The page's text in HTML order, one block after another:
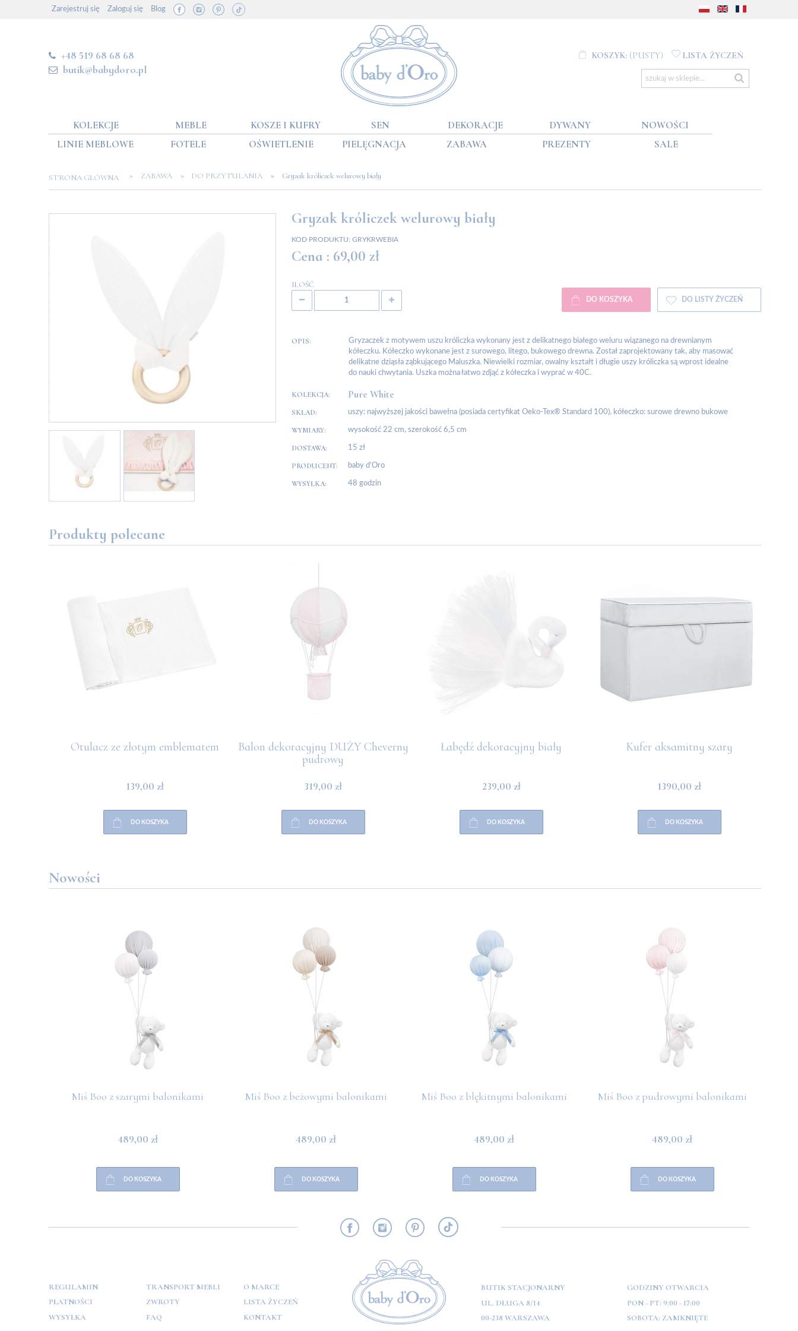
Zarejestruj się Zaloguj się Blog
+48 519 68 68 68
butik@babydoro.pl
KOSZYK: (PUSTY) LISTA ŻYCZEŃ
KOLEKCJE MEBLE KOSZE I KUFRY SEN DEKORACJE DYWANY
NOWOŚCI
LINIE MEBLOWE
FOTELE OŚWIETLENIE PIELĘGNACJA ZABAWA PREZENTY SALE
STRONA GŁÓWNA » ZABAWA » DO PRZYTULANIA » Gryzak króliczek welurowy biały
Gryzak króliczek welurowy biały
KOD PRODUKTU: GRYKRWEBIA
Cena : 69,00 zł
ILOŚĆ
DO KOSZYKA DO LISTY ŻYCZEŃ
OPIS:
Gryzaczek z motywem uszu króliczka wykonany jest z delikatnego białego weluru wiązanego na drewnianym
kółeczku. Kółeczko wykonane jest z surowego, litego, bukowego drewna. Został zaprojektowany tak, aby masować
delikatne dziąsła ząbkującego Maluszka. Niewielki rozmiar, owalny kształt i długie uszy króliczka są wprost idealne
do nauki chwytania. Uszka można łatwo zdjąć z kółeczka i wyprać w 40C.
KOLEKCJA: Pure White
SKŁAD: uszy: najwyższej jakości bawełna (posiada certyfikat Oeko-Tex® Standard 100), kółeczko: surowe drewno bukowe
WYMIARY: wysokość 22 cm, szerokość 6,5 cm
DOSTAWA: 15 zł
PRODUCENT: baby d’Oro
WYSYŁKA: 48 godzin
Produkty polecane
Otulacz ze złotym emblematem
139,00 zł
DO KOSZYKA
Balon dekoracyjny DUŻY Cheverny
pudrowy
319,00 zł
DO KOSZYKA
Łabędź dekoracyjny biały
239,00 zł
DO KOSZYKA
Kufer aksamitny szary
1390,00 zł
DO KOSZYKA
Nowości
Miś Boo z szarymi balonikami
489,00 zł
DO KOSZYKA
Miś Boo z beżowymi balonikami
489,00 zł
DO KOSZYKA
Miś Boo z błękitnymi balonikami
489,00 zł
DO KOSZYKA
Miś Boo z pudrowymi balonikami
489,00 zł
DO KOSZYKA
REGULAMIN
PŁATNOŚCI
WYSYŁKA
TRANSPORT MEBLI
ZWROTY
FAQ
O MARCE
LISTA ŻYCZEŃ
KONTAKT
BUTIK STACJONARNY
UL. DŁUGA 8/14
00-238 WARSZAWA
GODZINY OTWARCIA
PON - PT: 9:00 - 17:00
SOBOTA: ZAMKNIĘTE